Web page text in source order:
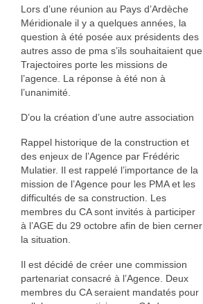
Lors d’une réunion au Pays d’Ardèche
Méridionale il y a quelques années, la
question à été posée aux présidents des
autres asso de pma s’ils souhaitaient que
Trajectoires porte les missions de
l’agence. La réponse à été non à
l’unanimité.
D’ou la création d’une autre association
Rappel historique de la construction et
des enjeux de l’Agence par Frédéric
Mulatier. Il est rappelé l’importance de la
mission de l’Agence pour les PMA et les
difficultés de sa construction. Les
membres du CA sont invités à participer
à l’AGE du 29 octobre afin de bien cerner
la situation.
Il est décidé de créer une commission
partenariat consacré à l’Agence. Deux
membres du CA seraient mandatés pour